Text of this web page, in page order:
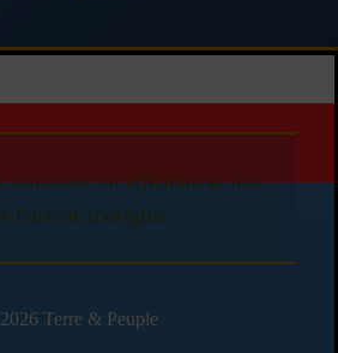
autorisée en affichant le lien
l'article d'origine
Terre & Peuple